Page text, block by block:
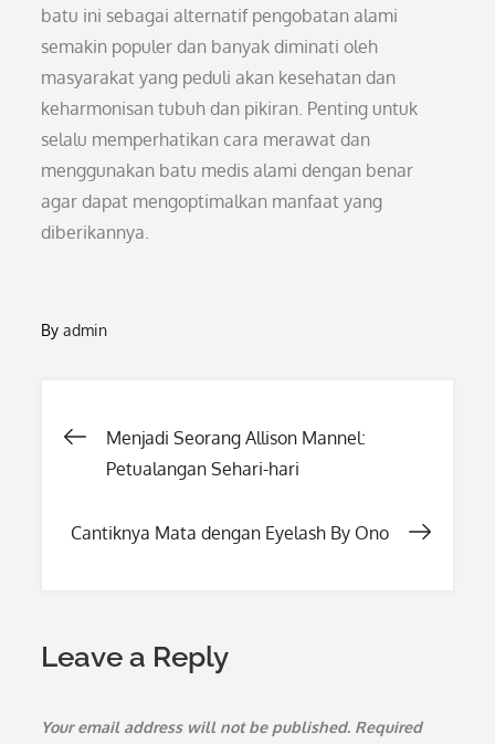
batu ini sebagai alternatif pengobatan alami
semakin populer dan banyak diminati oleh
masyarakat yang peduli akan kesehatan dan
keharmonisan tubuh dan pikiran. Penting untuk
selalu memperhatikan cara merawat dan
menggunakan batu medis alami dengan benar
agar dapat mengoptimalkan manfaat yang
diberikannya.
Byadmin
Post
Menjadi Seorang Allison Mannel:
Petualangan Sehari-hari
Cantiknya Mata dengan Eyelash By Ono
Leave a Reply
Your email address will not be published. Required